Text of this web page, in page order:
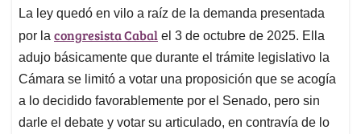
La ley quedó en vilo a raíz de la demanda presentada
por la congresista Cabal el 3 de octubre de 2025. Ella
adujo básicamente que durante el trámite legislativo la
Cámara se limitó a votar una proposición que se acogía
a lo decidido favorablemente por el Senado, pero sin
darle el debate y votar su articulado, en contravía de lo